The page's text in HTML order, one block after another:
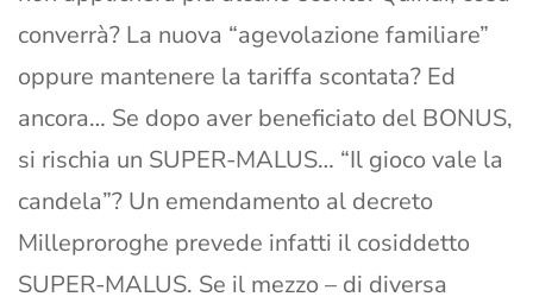
converrà? La nuova “agevolazione familiare”
oppure mantenere la tariffa scontata? Ed
ancora… Se dopo aver beneficiato del BONUS,
si rischia un SUPER-MALUS… “Il gioco vale la
candela”? Un emendamento al decreto
Milleproroghe prevede infatti il cosiddetto
SUPER-MALUS. Se il mezzo – di diversa